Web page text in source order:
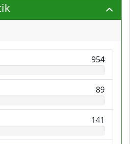
954
89
141